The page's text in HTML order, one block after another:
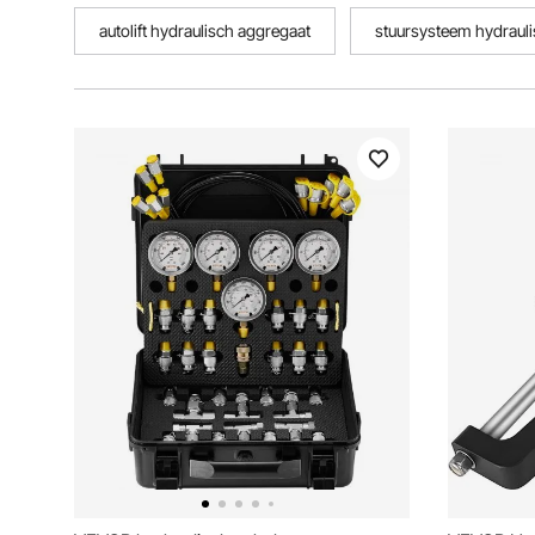
autolift hydraulisch aggregaat stuursysteem